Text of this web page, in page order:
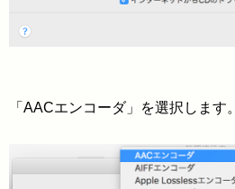
「AACエンコーダ」を選択します。